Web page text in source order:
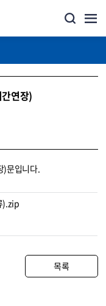
연장)
)문입니다.
).zip
목록